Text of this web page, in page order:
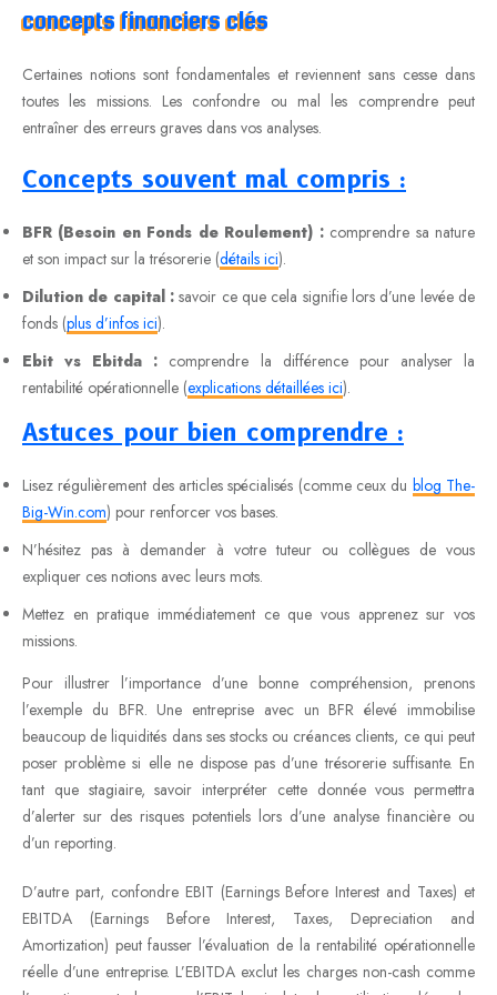
concepts financiers clés
Certaines notions sont fondamentales et reviennent sans cesse dans
toutes les missions. Les confondre ou mal les comprendre peut
entraîner des erreurs graves dans vos analyses.
Concepts souvent mal compris :
BFR (Besoin en Fonds de Roulement) :comprendre sa nature
et son impact sur la trésorerie (détails ici).
Dilution de capital : savoir ce que cela signifie lors d’une levée de
fonds (plus d’infos ici).
Ebit vs Ebitda : comprendre la différence pour analyser la
rentabilité opérationnelle (explications détaillées ici).
Astuces pour bien comprendre :
Lisez régulièrement des articles spécialisés (comme ceux du blog The-
Big-Win.com) pour renforcer vos bases.
N’hésitez pas à demander à votre tuteur ou collègues de vous
expliquer ces notions avec leurs mots.
Mettez en pratique immédiatement ce que vous apprenez sur vos
missions.
Pour illustrer l’importance d’une bonne compréhension, prenons
l’exemple du BFR. Une entreprise avec un BFR élevé immobilise
beaucoup de liquidités dans ses stocks ou créances clients, ce qui peut
poser problème si elle ne dispose pas d’une trésorerie suffisante. En
tant que stagiaire, savoir interpréter cette donnée vous permettra
d’alerter sur des risques potentiels lors d’une analyse financière ou
d’un reporting.
D’autre part, confondre EBIT (Earnings Before Interest and Taxes) et
EBITDA (Earnings Before Interest, Taxes, Depreciation and
Amortization) peut fausser l’évaluation de la rentabilité opérationnelle
réelle d’une entreprise. L’EBITDA exclut les charges non-cash comme